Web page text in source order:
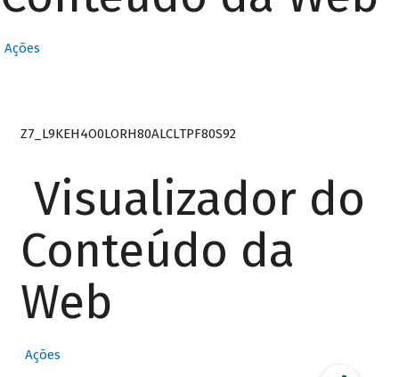
Ações
Z7_L9KEH4O0LORH80ALCLTPF80S92
Visualizador do
Conteúdo da
Web
Ações